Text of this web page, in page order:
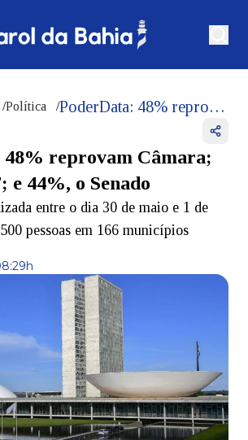
/Política / PoderData: 48% reprovam Câmara; 46%, o STF; e 44%, o Senado
48% reprovam Câmara;
e 44%, o Senado
entre o dia 30 de maio e 1 de
pessoas em 166 municípios